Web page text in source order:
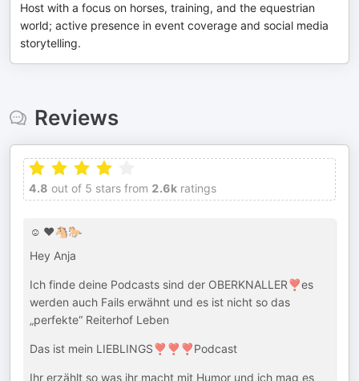
Host with a focus on horses, training, and the equestrian
world; active presence in event coverage and social media
storytelling.
Reviews
4.8 out of 5 stars from 2.6k ratings
☺️ ❤️🐴🐎
Hey Anja
Ich finde deine Podcasts sind der OBERKNALLER❣️es
werden auch Fails erwähnt und es ist nicht so das
„perfekte“ Reiterhof Leben
Das ist mein LIEBLINGS❣️❣️❣️Podcast
Ihr erzählt so was ihr macht mit Humor und ich mag es